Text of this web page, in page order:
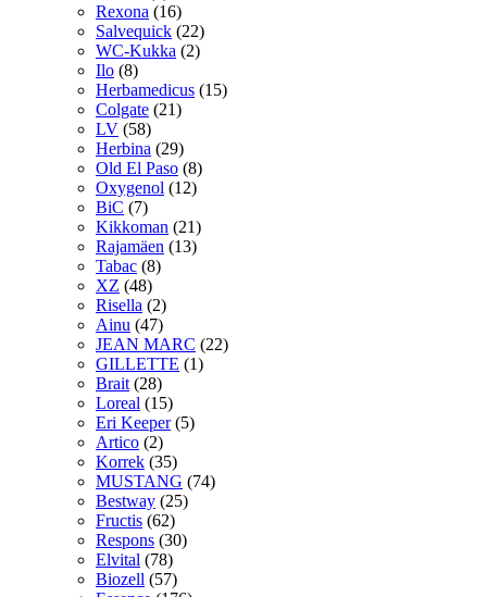
Rexona (16)
Salvequick (22)
WC-Kukka (2)
Ilo (8)
Herbamedicus (15)
Colgate (21)
LV (58)
Herbina (29)
Old El Paso (8)
Oxygenol (12)
BiC (7)
Kikkoman (21)
Rajamäen (13)
Tabac (8)
XZ (48)
Risella (2)
Ainu (47)
JEAN MARC (22)
GILLETTE (1)
Brait (28)
Loreal (15)
Eri Keeper (5)
Artico (2)
Korrek (35)
MUSTANG (74)
Bestway (25)
Fructis (62)
Respons (30)
Elvital (78)
Biozell (57)